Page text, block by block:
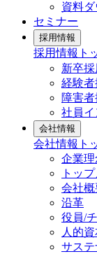
資料
セミナー
採用情報
採用情報 ト
新卒採
経験者
障害者
社員
会社情報
会社情報 ト
企業理
トッ
会社概
沿革
役員/
人的
サステ